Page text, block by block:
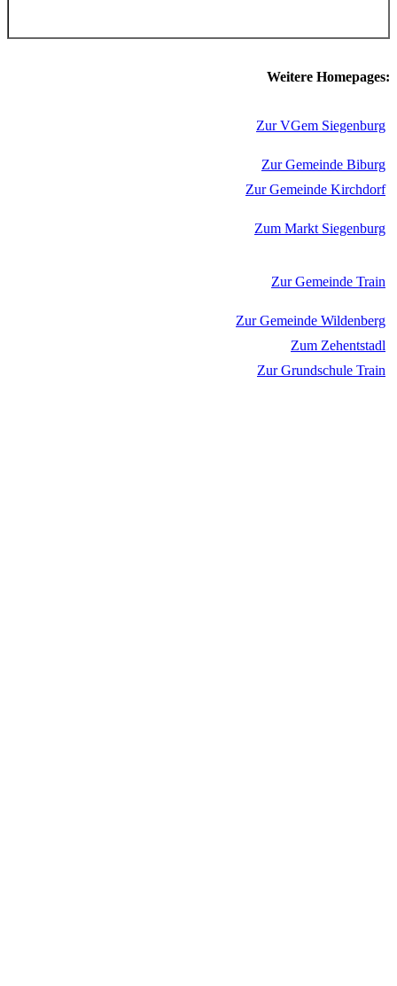
Weitere Homepages:
Zur VGem Siegenburg
Zur Gemeinde Biburg
Zur Gemeinde Kirchdorf
Zum Markt Siegenburg
Zur Gemeinde Train
Zur Gemeinde Wildenberg
Zum Zehentstadl
Zur Grundschule Train